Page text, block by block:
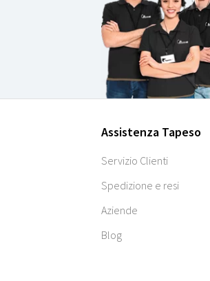
Assistenza Tapeso
Servizio Clienti
Spedizione e resi
Aziende
Blog